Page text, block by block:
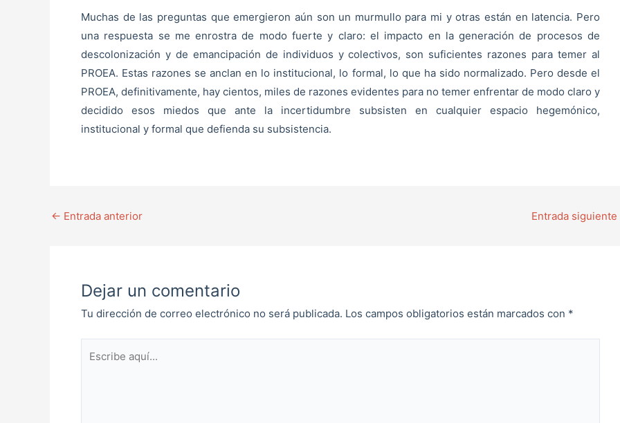
Muchas de las preguntas que emergieron aún son un murmullo para mi y otras están en latencia. Pero
una respuesta se me enrostra de modo fuerte y claro: el impacto en la generación de procesos de
descolonización y de emancipación de individuos y colectivos, son suficientes razones para temer al
PROEA. Estas razones se anclan en lo institucional, lo formal, lo que ha sido normalizado. Pero desde el
PROEA, definitivamente, hay cientos, miles de razones evidentes para no temer enfrentar de modo claro y
decidido esos miedos que ante la incertidumbre subsisten en cualquier espacio hegemónico,
institucional y formal que defienda su subsistencia.
← Entrada anterior Entrada siguiente
Dejar un comentario
Tu dirección de correo electrónico no será publicada. Los campos obligatorios están marcados con *